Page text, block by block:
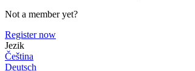
Not a member yet?
Register now
Jezik
Čeština
Deutsch